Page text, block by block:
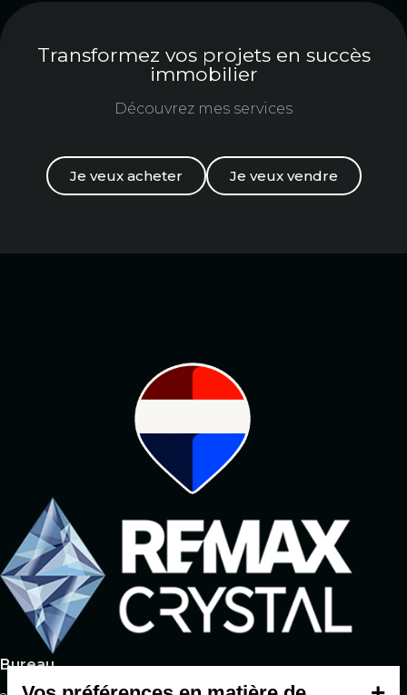
Courtier #1 possédant
le plus gros
réseau social
Transformez vos projets en succès
immobilier
Découvrez mes services
Je veux acheter Je veux vendre
Bureau